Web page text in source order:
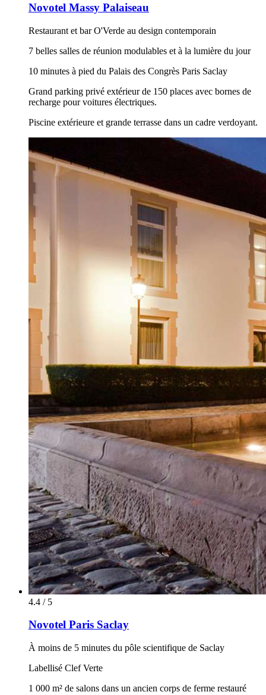
Novotel Massy Palaiseau
Restaurant et bar O'Verde au design contemporain
7 belles salles de réunion modulables et à la lumière du jour
10 minutes à pied du Palais des Congrès Paris Saclay
Grand parking privé extérieur de 150 places avec bornes de
recharge pour voitures électriques.
Piscine extérieure et grande terrasse dans un cadre verdoyant.
4.4 / 5
Novotel Paris Saclay
À moins de 5 minutes du pôle scientifique de Saclay
Labellisé Clef Verte
1 000 m² de salons dans un ancien corps de ferme restauré